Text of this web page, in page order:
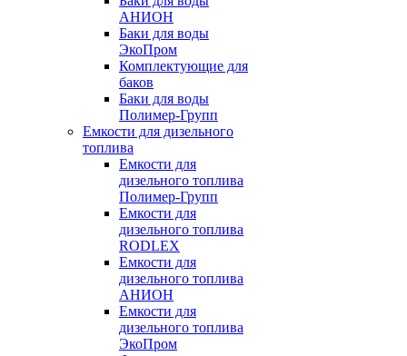
АНИОН
Баки для воды
ЭкоПром
Комплектующие для
баков
Баки для воды
Полимер-Групп
Емкости для дизельного
топлива
Емкости для
дизельного топлива
Полимер-Групп
Емкости для
дизельного топлива
RODLEX
Емкости для
дизельного топлива
АНИОН
Емкости для
дизельного топлива
ЭкоПром